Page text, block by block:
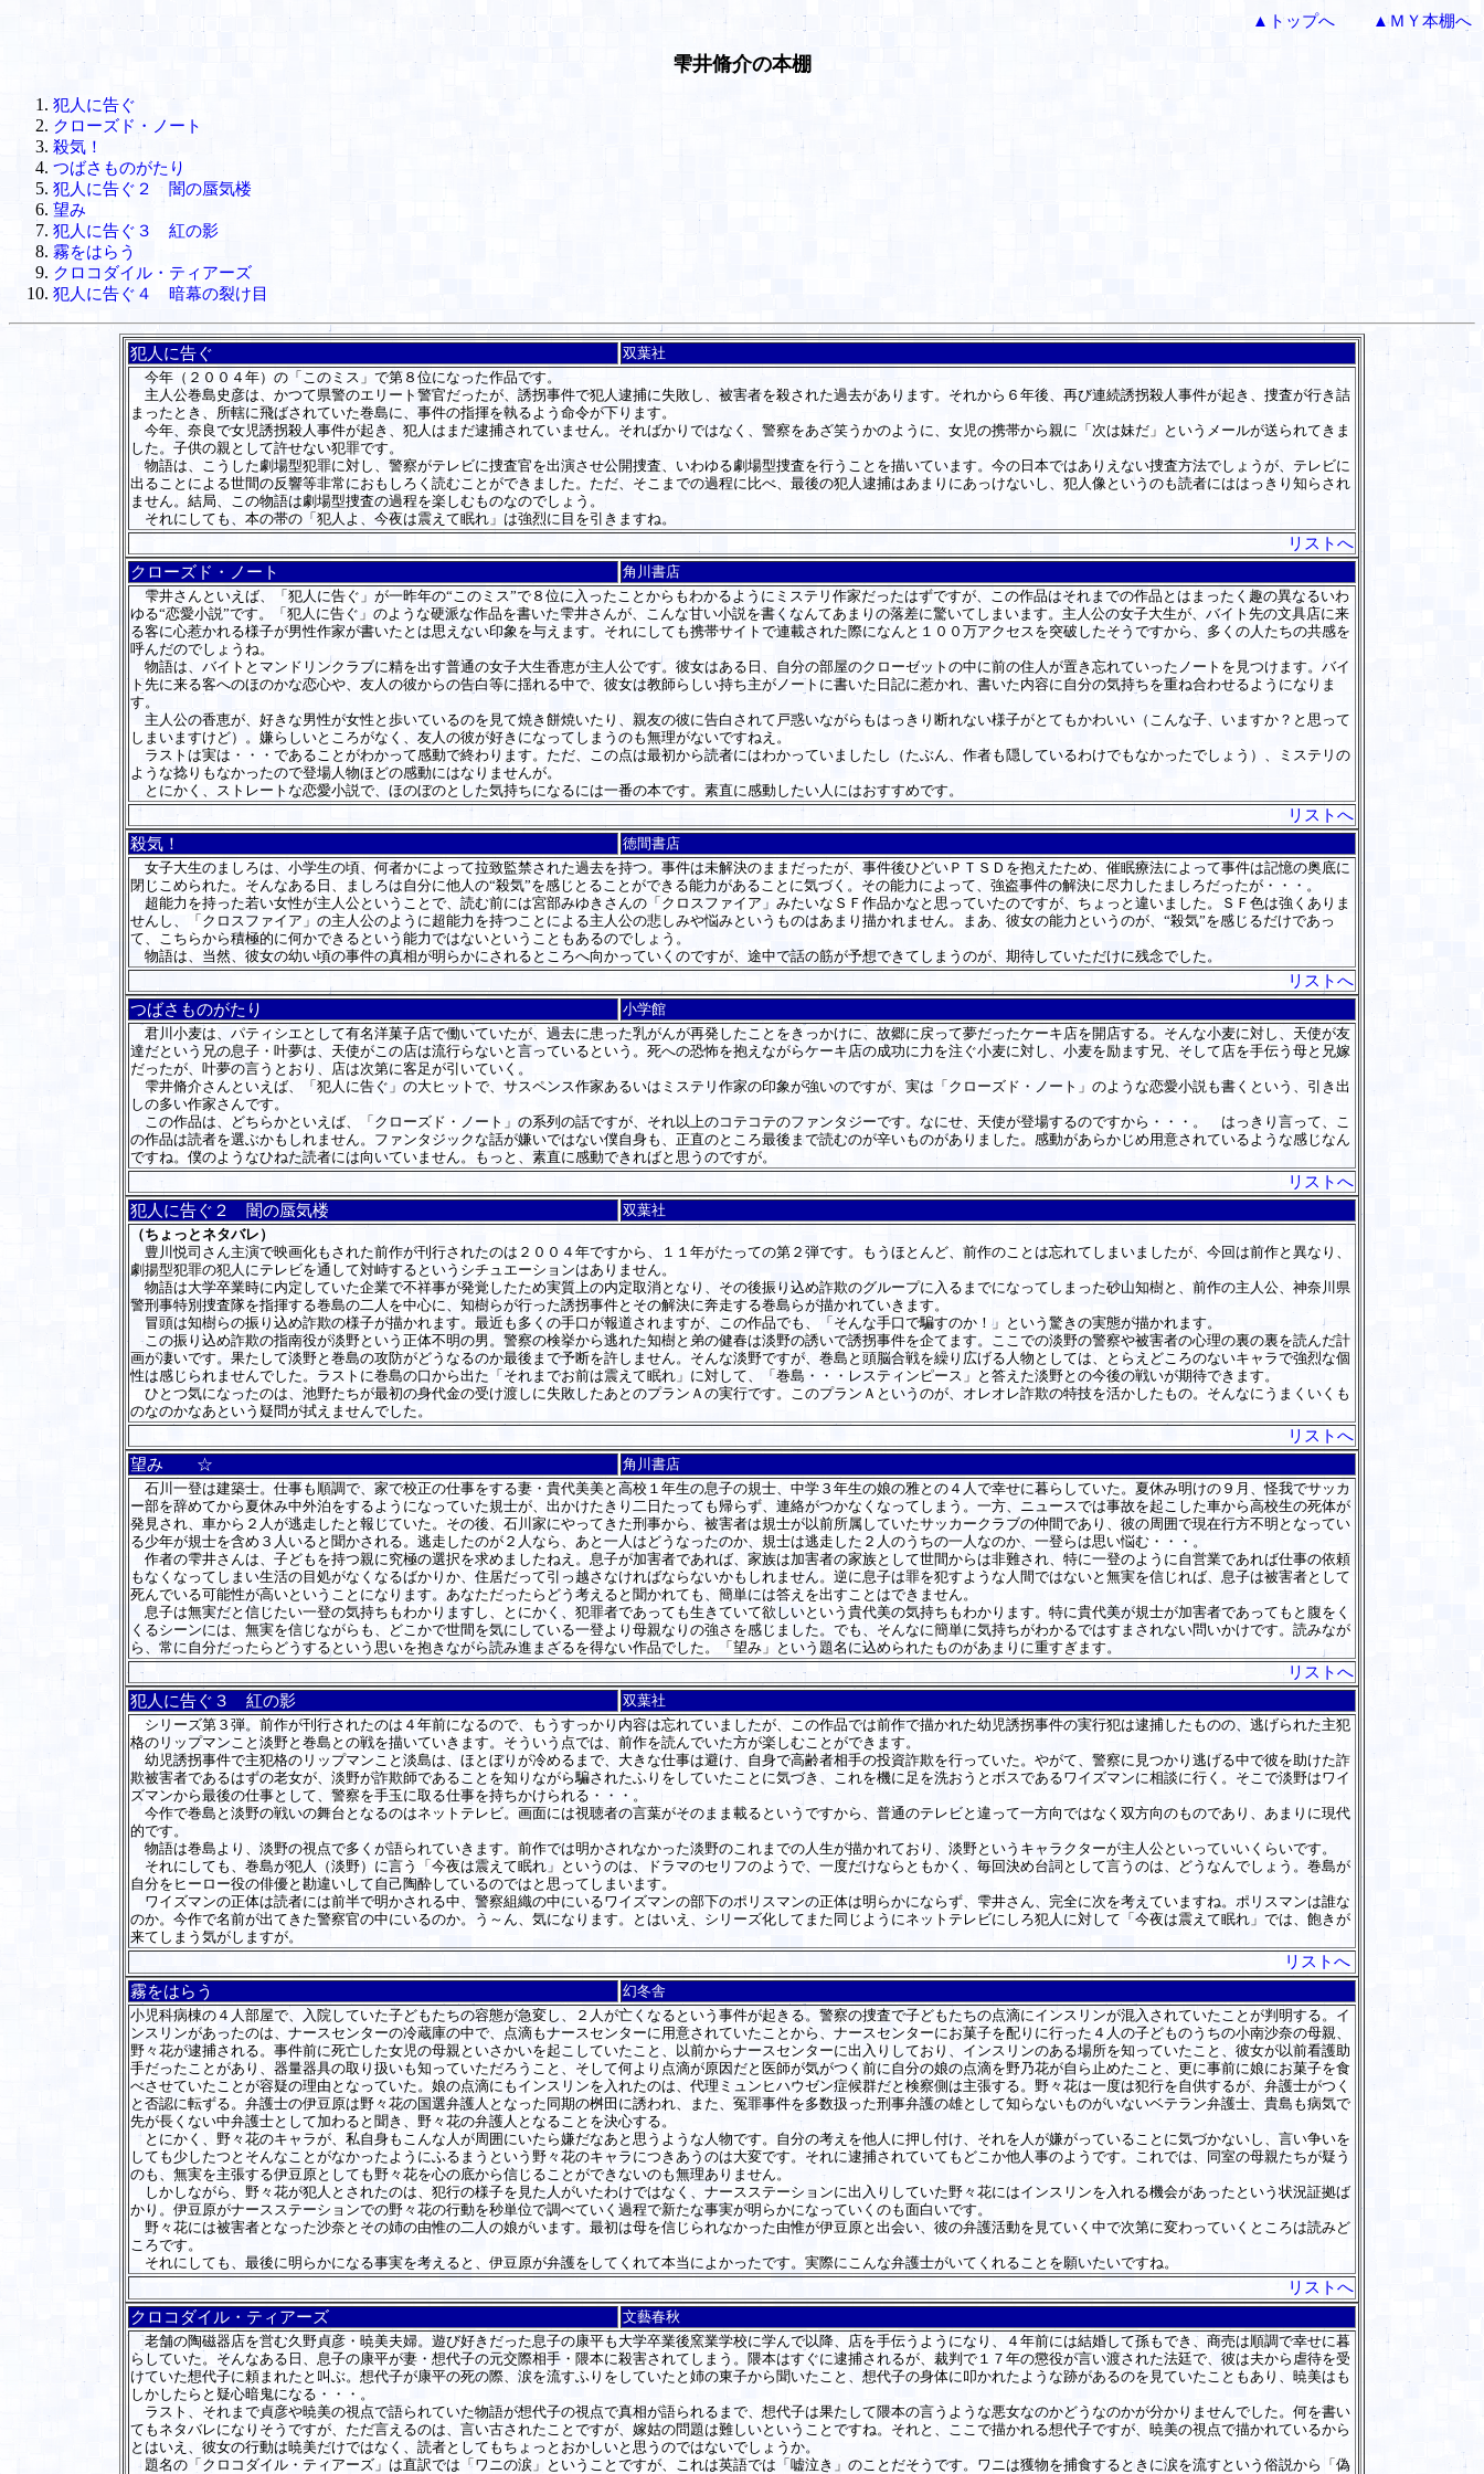
▲トップへ ▲ＭＹ本棚へ
雫井脩介の本棚
犯人に告ぐ
クローズド・ノート
殺気！
つばさものがたり
犯人に告ぐ２ 闇の蜃気楼
望み
犯人に告ぐ３ 紅の影
霧をはらう
クロコダイル・ティアーズ
犯人に告ぐ４ 暗幕の裂け目
犯人に告ぐ
双葉社
今年（２００４年）の「このミス」で第８位になった作品です。
主人公巻島史彦は、かつて県警のエリート警官だったが、誘拐事件で犯人逮捕に失敗し、被害者を殺された過去があります。それから６年後、再び連続誘拐殺人事件が起き、捜査が行き詰
まったとき、所轄に飛ばされていた巻島に、事件の指揮を執るよう命令が下ります。
今年、奈良で女児誘拐殺人事件が起き、犯人はまだ逮捕されていません。そればかりではなく、警察をあざ笑うかのように、女児の携帯から親に「次は妹だ」というメールが送られてきま
した。子供の親として許せない犯罪です。
物語は、こうした劇場型犯罪に対し、警察がテレビに捜査官を出演させ公開捜査、いわゆる劇場型捜査を行うことを描いています。今の日本ではありえない捜査方法でしょうが、テレビに
出ることによる世間の反響等非常におもしろく読むことができました。ただ、そこまでの過程に比べ、最後の犯人逮捕はあまりにあっけないし、犯人像というのも読者にははっきり知らされ
ません。結局、この物語は劇場型捜査の過程を楽しむものなのでしょう。
それにしても、本の帯の「犯人よ、今夜は震えて眠れ」は強烈に目を引きますね。
リストへ
クローズド・ノート
角川書店
雫井さんといえば、「犯人に告ぐ」が一昨年の“このミス”で８位に入ったことからもわかるようにミステリ作家だったはずですが、この作品はそれまでの作品とはまったく趣の異なるいわ
ゆる“恋愛小説”です。「犯人に告ぐ」のような硬派な作品を書いた雫井さんが、こんな甘い小説を書くなんてあまりの落差に驚いてしまいます。主人公の女子大生が、バイト先の文具店に来
る客に心惹かれる様子が男性作家が書いたとは思えない印象を与えます。それにしても携帯サイトで連載された際になんと１００万アクセスを突破したそうですから、多くの人たちの共感を
呼んだのでしょうね。
物語は、バイトとマンドリンクラブに精を出す普通の女子大生香恵が主人公です。彼女はある日、自分の部屋のクローゼットの中に前の住人が置き忘れていったノートを見つけます。バイ
ト先に来る客へのほのかな恋心や、友人の彼からの告白等に揺れる中で、彼女は教師らしい持ち主がノートに書いた日記に惹かれ、書いた内容に自分の気持ちを重ね合わせるようになりま
す。
主人公の香恵が、好きな男性が女性と歩いているのを見て焼き餅焼いたり、親友の彼に告白されて戸惑いながらもはっきり断れない様子がとてもかわいい（こんな子、いますか？と思って
しまいますけど）。嫌らしいところがなく、友人の彼が好きになってしまうのも無理がないですねえ。
ラストは実は・・・であることがわかって感動で終わります。ただ、この点は最初から読者にはわかっていましたし（たぶん、作者も隠しているわけでもなかったでしょう）、ミステリの
ような捻りもなかったので登場人物ほどの感動にはなりませんが。
とにかく、ストレートな恋愛小説で、ほのぼのとした気持ちになるには一番の本です。素直に感動したい人にはおすすめです。
リストへ
殺気！
徳間書店
女子大生のましろは、小学生の頃、何者かによって拉致監禁された過去を持つ。事件は未解決のままだったが、事件後ひどいＰＴＳＤを抱えたため、催眠療法によって事件は記憶の奥底に
閉じこめられた。そんなある日、ましろは自分に他人の“殺気”を感じとることができる能力があることに気づく。その能力によって、強盗事件の解決に尽力したましろだったが・・・。
超能力を持った若い女性が主人公ということで、読む前には宮部みゆきさんの「クロスファイア」みたいなＳＦ作品かなと思っていたのですが、ちょっと違いました。ＳＦ色は強くありま
せんし、「クロスファイア」の主人公のように超能力を持つことによる主人公の悲しみや悩みというものはあまり描かれません。まあ、彼女の能力というのが、“殺気”を感じるだけであっ
て、こちらから積極的に何かできるという能力ではないということもあるのでしょう。
物語は、当然、彼女の幼い頃の事件の真相が明らかにされるところへ向かっていくのですが、途中で話の筋が予想できてしまうのが、期待していただけに残念でした。
リストへ
つばさものがたり
小学館
君川小麦は、パティシエとして有名洋菓子店で働いていたが、過去に患った乳がんが再発したことをきっかけに、故郷に戻って夢だったケーキ店を開店する。そんな小麦に対し、天使が友
達だという兄の息子・叶夢は、天使がこの店は流行らないと言っているという。死への恐怖を抱えながらケーキ店の成功に力を注ぐ小麦に対し、小麦を励ます兄、そして店を手伝う母と兄嫁
だったが、叶夢の言うとおり、店は次第に客足が引いていく。
雫井脩介さんといえば、「犯人に告ぐ」の大ヒットで、サスペンス作家あるいはミステリ作家の印象が強いのですが、実は「クローズド・ノート」のような恋愛小説も書くという、引き出
しの多い作家さんです。
この作品は、どちらかといえば、「クローズド・ノート」の系列の話ですが、それ以上のコテコテのファンタジーです。なにせ、天使が登場するのですから・・・。 はっきり言って、こ
の作品は読者を選ぶかもしれません。ファンタジックな話が嫌いではない僕自身も、正直のところ最後まで読むのが辛いものがありました。感動があらかじめ用意されているような感じなん
ですね。僕のようなひねた読者には向いていません。もっと、素直に感動できればと思うのですが。
リストへ
犯人に告ぐ２ 闇の蜃気楼
双葉社
（ちょっとネタバレ）
豊川悦司さん主演で映画化もされた前作が刊行されたのは２００４年ですから、１１年がたっての第２弾です。もうほとんど、前作のことは忘れてしまいましたが、今回は前作と異なり、
劇揚型犯罪の犯人にテレビを通して対峙するというシチュエーションはありません。
物語は大学卒業時に内定していた企業で不祥事が発覚したため実質上の内定取消となり、その後振り込め詐欺のグループに入るまでになってしまった砂山知樹と、前作の主人公、神奈川県
警刑事特別捜査隊を指揮する巻島の二人を中心に、知樹らが行った誘拐事件とその解決に奔走する巻島らが描かれていきます。
冒頭は知樹らの振り込め詐欺の様子が描かれます。最近も多くの手口が報道されますが、この作品でも、「そんな手口で騙すのか！」という驚きの実態が描かれます。
この振り込め詐欺の指南役が淡野という正体不明の男。警察の検挙から逃れた知樹と弟の健春は淡野の誘いで誘拐事件を企てます。ここでの淡野の警察や被害者の心理の裏の裏を読んだ計
画が凄いです。果たして淡野と巻島の攻防がどうなるのか最後まで予断を許しません。そんな淡野ですが、巻島と頭脳合戦を繰り広げる人物としては、とらえどころのないキャラで強烈な個
性は感じられませんでした。ラストに巻島の口から出た「それまでお前は震えて眠れ」に対して、「巻島・・・レスティンピース」と答えた淡野との今後の戦いが期待できます。
ひとつ気になったのは、池野たちが最初の身代金の受け渡しに失敗したあとのプランＡの実行です。このプランＡというのが、オレオレ詐欺の特技を活かしたもの。そんなにうまくいくも
のなのかなあという疑問が拭えませんでした。
リストへ
望み ☆
角川書店
石川一登は建築士。仕事も順調で、家で校正の仕事をする妻・貴代美美と高校１年生の息子の規士、中学３年生の娘の雅との４人で幸せに暮らしていた。夏休み明けの９月、怪我でサッカ
ー部を辞めてから夏休み中外泊をするようになっていた規士が、出かけたきり二日たっても帰らず、連絡がつかなくなってしまう。一方、ニュースでは事故を起こした車から高校生の死体が
発見され、車から２人が逃走したと報じていた。その後、石川家にやってきた刑事から、被害者は規士が以前所属していたサッカークラブの仲間であり、彼の周囲で現在行方不明となってい
る少年が規士を含め３人いると聞かされる。逃走したのが２人なら、あと一人はどうなったのか、規士は逃走した２人のうちの一人なのか、一登らは思い悩む・・・。
作者の雫井さんは、子どもを持つ親に究極の選択を求めましたねえ。息子が加害者であれば、家族は加害者の家族として世間からは非難され、特に一登のように自営業であれば仕事の依頼
もなくなってしまい生活の目処がなくなるばかりか、住居だって引っ越さなければならないかもしれません。逆に息子は罪を犯すような人間ではないと無実を信じれば、息子は被害者として
死んでいる可能性が高いということになります。あなただったらどう考えると聞かれても、簡単には答えを出すことはできません。
息子は無実だと信じたい一登の気持ちもわかりますし、とにかく、犯罪者であっても生きていて欲しいという貴代美の気持ちもわかります。特に貴代美が規士が加害者であってもと腹をく
くるシーンには、無実を信じながらも、どこかで世間を気にしている一登より母親なりの強さを感じました。でも、そんなに簡単に気持ちがわかるではすまされない問いかけです。読みなが
ら、常に自分だったらどうするという思いを抱きながら読み進まざるを得ない作品でした。「望み」という題名に込められたものがあまりに重すぎます。
リストへ
犯人に告ぐ３ 紅の影
双葉社
シリーズ第３弾。前作が刊行されたのは４年前になるので、もうすっかり内容は忘れていましたが、この作品では前作で描かれた幼児誘拐事件の実行犯は逮捕したものの、逃げられた主犯
格のリップマンこと淡野と巻島との戦を描いていきます。そういう点では、前作を読んでいた方が楽しむことができます。
幼児誘拐事件で主犯格のリップマンこと淡島は、ほとぼりが冷めるまで、大きな仕事は避け、自身で高齢者相手の投資詐欺を行っていた。やがて、警察に見つかり逃げる中で彼を助けた詐
欺被害者であるはずの老女が、淡野が詐欺師であることを知りながら騙されたふりをしていたことに気づき、これを機に足を洗おうとボスであるワイズマンに相談に行く。そこで淡野はワイ
ズマンから最後の仕事として、警察を手玉に取る仕事を持ちかけられる・・・。
今作で巻島と淡野の戦いの舞台となるのはネットテレビ。画面には視聴者の言葉がそのまま載るというですから、普通のテレビと違って一方向ではなく双方向のものであり、あまりに現代
的です。
物語は巻島より、淡野の視点で多くが語られていきます。前作では明かされなかった淡野のこれまでの人生が描かれており、淡野というキャラクターが主人公といっていいくらいです。
それにしても、巻島が犯人（淡野）に言う「今夜は震えて眠れ」というのは、ドラマのセリフのようで、一度だけならともかく、毎回決め台詞として言うのは、どうなんでしょう。巻島が
自分をヒーロー役の俳優と勘違いして自己陶酔しているのではと思ってしまいます。
ワイズマンの正体は読者には前半で明かされる中、警察組織の中にいるワイズマンの部下のポリスマンの正体は明らかにならず、雫井さん、完全に次を考えていますね。ポリスマンは誰な
のか。今作で名前が出てきた警察官の中にいるのか。う～ん、気になります。とはいえ、シリーズ化してまた同じようにネットテレビにしろ犯人に対して「今夜は震えて眠れ」では、飽きが
来てしまう気がしますが。
リストへ
霧をはらう
幻冬舎
小児科病棟の４人部屋で、入院していた子どもたちの容態が急変し、２人が亡くなるという事件が起きる。警察の捜査で子どもたちの点滴にインスリンが混入されていたことが判明する。イ
ンスリンがあったのは、ナースセンターの冷蔵庫の中で、点滴もナースセンターに用意されていたことから、ナースセンターにお菓子を配りに行った４人の子どものうちの小南沙奈の母親、
野々花が逮捕される。事件前に死亡した女児の母親といさかいを起こしていたこと、以前からナースセンターに出入りしており、インスリンのある場所を知っていたこと、彼女が以前看護助
手だったことがあり、器量器具の取り扱いも知っていただろうこと、そして何より点滴が原因だと医師が気がつく前に自分の娘の点滴を野乃花が自ら止めたこと、更に事前に娘にお菓子を食
べさせていたことが容疑の理由となっていた。娘の点滴にもインスリンを入れたのは、代理ミュンヒハウゼン症候群だと検察側は主張する。野々花は一度は犯行を自供するが、弁護士がつく
と否認に転ずる。弁護士の伊豆原は野々花の国選弁護人となった同期の桝田に誘われ、また、冤罪事件を多数扱った刑事弁護の雄として知らないものがいないベテラン弁護士、貴島も病気で
先が長くない中弁護士として加わると聞き、野々花の弁護人となることを決心する。
とにかく、野々花のキャラが、私自身もこんな人が周囲にいたら嫌だなあと思うような人物です。自分の考えを他人に押し付け、それを人が嫌がっていることに気づかないし、言い争いを
しても少したつとそんなことがなかったようにふるまうという野々花のキャラにつきあうのは大変です。それに逮捕されていてもどこか他人事のようです。これでは、同室の母親たちが疑う
のも、無実を主張する伊豆原としても野々花を心の底から信じることができないのも無理ありません。
しかしながら、野々花が犯人とされたのは、犯行の様子を見た人がいたわけではなく、ナースステーションに出入りしていた野々花にはインスリンを入れる機会があったという状況証拠ば
かり。伊豆原がナースステーションでの野々花の行動を秒単位で調べていく過程で新たな事実が明らかになっていくのも面白いです。
野々花には被害者となった沙奈とその姉の由惟の二人の娘がいます。最初は母を信じられなかった由惟が伊豆原と出会い、彼の弁護活動を見ていく中で次第に変わっていくところは読みど
ころです。
それにしても、最後に明らかになる事実を考えると、伊豆原が弁護をしてくれて本当によかったです。実際にこんな弁護士がいてくれることを願いたいですね。
リストへ
クロコダイル・ティアーズ
文藝春秋
老舗の陶磁器店を営む久野貞彦・暁美夫婦。遊び好きだった息子の康平も大学卒業後窯業学校に学んで以降、店を手伝うようになり、４年前には結婚して孫もでき、商売は順調で幸せに暮
らしていた。そんなある日、息子の康平が妻・想代子の元交際相手・隈本に殺害されてしまう。隈本はすぐに逮捕されるが、裁判で１７年の懲役が言い渡された法廷で、彼は夫から虐待を受
けていた想代子に頼まれたと叫ぶ。想代子が康平の死の際、涙を流すふりをしていたと姉の東子から聞いたこと、想代子の身体に叩かれたような跡があるのを見ていたこともあり、暁美はも
しかしたらと疑心暗鬼になる・・・。
ラスト、それまで貞彦や暁美の視点で語られていた物語が想代子の視点で真相が語られるまで、想代子は果たして隈本の言うような悪女なのかどうなのかが分かりませんでした。何を書い
てもネタバレになりそうですが、ただ言えるのは、言い古されたことですが、嫁姑の問題は難しいということですね。それと、ここで描かれる想代子ですが、暁美の視点で描かれているから
とはいえ、彼女の行動は暁美だけではなく、読者としてもちょっとおかしいと思うのではないでしょうか。
題名の「クロコダイル・ティアーズ」は直訳では「ワニの涙」ということですが、これは英語では「嘘泣き」のことだそうです。ワニは獲物を捕食するときに涙を流すという俗説から「偽